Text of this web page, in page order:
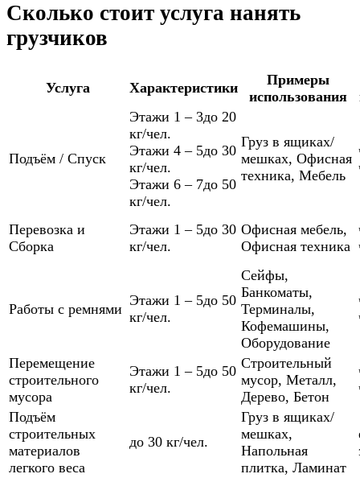
Сколько стоит услуга нанять
грузчиков
Услуга Характеристики
Примеры
использования
Подъём / Спуск
Этажи 1 – 3до 20
кг/чел.
Этажи 4 – 5до 30
кг/чел.
Этажи 6 – 7до 50
кг/чел.
Груз в ящиках/
мешках, Офисная
техника, Мебель
Перевозка и
Сборка
Этажи 1 – 5до 30
кг/чел.
Офисная мебель,
Офисная техника
Работы с ремнями
Этажи 1 – 5до 50
кг/чел.
Сейфы,
Банкоматы,
Терминалы,
Кофемашины,
Оборудование
Перемещение
строительного
мусора
Этажи 1 – 5до 50
кг/чел.
Строительный
мусор, Металл,
Дерево, Бетон
Подъём
строительных
материалов
легкого веса
до 30 кг/чел.
Груз в ящиках/
мешках,
Напольная
плитка, Ламинат